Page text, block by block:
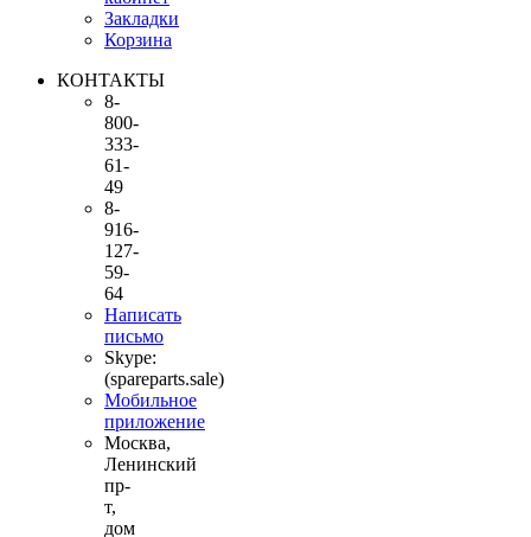
Закладки
Корзина
КОНТАКТЫ
8-
800-
333-
61-
49
8-
916-
127-
59-
64
Написать
письмо
Skype:
(spareparts.sale)
Мобильное
приложение
Москва,
Ленинский
пр-
т,
дом